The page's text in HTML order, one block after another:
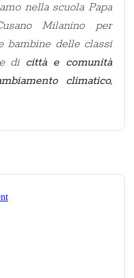
nella scuola Papa
Milanino per
bambine delle classi
di città e comunità
climatico,